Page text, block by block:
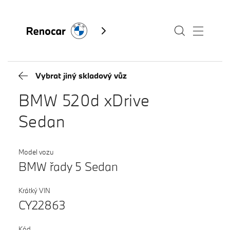
Modely
Služby
Výkup vozů
Fan e-shop
Vybrat jiný skladový vůz
BMW 520d xDrive
Sedan
Model vozu
BMW řady 5 Sedan
Krátký VIN
CY22863